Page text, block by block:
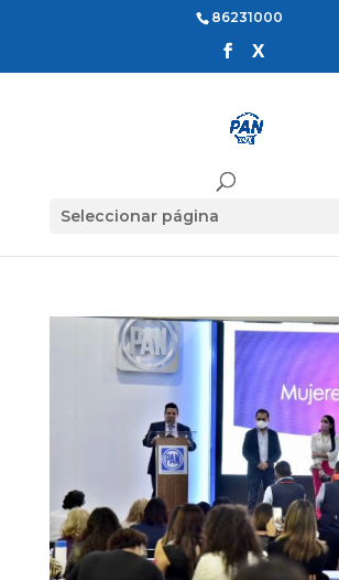
86231000
Seleccionar página